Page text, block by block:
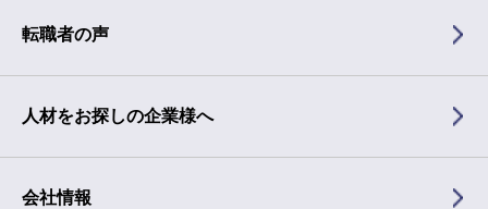
転職者の声
人材をお探しの企業様へ
会社情報